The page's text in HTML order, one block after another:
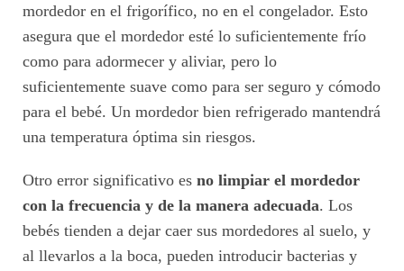
mordedor en el frigorífico, no en el congelador. Esto
asegura que el mordedor esté lo suficientemente frío
como para adormecer y aliviar, pero lo
suficientemente suave como para ser seguro y cómodo
para el bebé. Un mordedor bien refrigerado mantendrá
una temperatura óptima sin riesgos.
Otro error significativo es no limpiar el mordedor
con la frecuencia y de la manera adecuada. Los
bebés tienden a dejar caer sus mordedores al suelo, y
al llevarlos a la boca, pueden introducir bacterias y